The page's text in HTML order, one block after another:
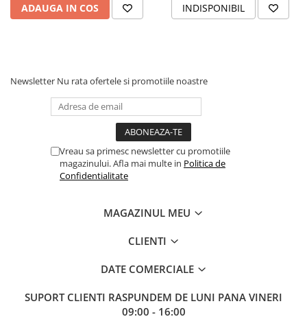
ADAUGA IN COS INDISPONIBIL
Newsletter Nu rata ofertele si promotiile noastre
Vreau sa primesc newsletter cu promotiile
magazinului. Afla mai multe in Politica de
Confidentialitate
MAGAZINUL MEU
CLIENTI
DATE COMERCIALE
SUPORT CLIENTI RASPUNDEM DE LUNI PANA VINERI
09:00 - 16:00